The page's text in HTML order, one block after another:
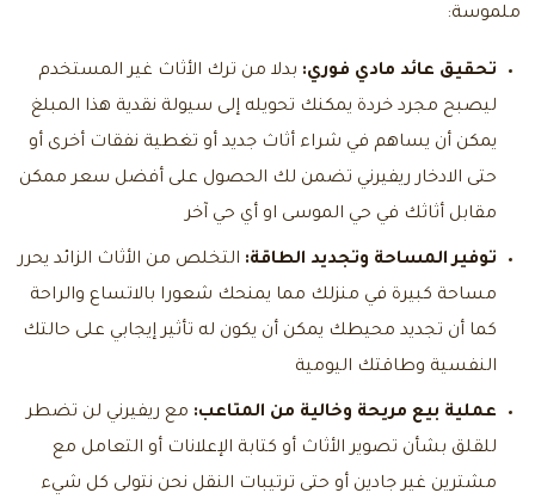
ملموسة:
تحقيق عائد مادي فوري: بدلا من ترك الأثاث غير المستخدم
ليصبح مجرد خردة يمكنك تحويله إلى سيولة نقدية هذا المبلغ
يمكن أن يساهم في شراء أثاث جديد أو تغطية نفقات أخرى أو
حتى الادخار ريفيرني تضمن لك الحصول على أفضل سعر ممكن
مقابل أثاثك في حي الموسى او أي حي آخر
توفير المساحة وتجديد الطاقة: التخلص من الأثاث الزائد يحرر
مساحة كبيرة في منزلك مما يمنحك شعورا بالاتساع والراحة
كما أن تجديد محيطك يمكن أن يكون له تأثير إيجابي على حالتك
النفسية وطاقتك اليومية
عملية بيع مريحة وخالية من المتاعب: مع ريفيرني لن تضطر
للقلق بشأن تصوير الأثاث أو كتابة الإعلانات أو التعامل مع
مشترين غير جادين أو حتى ترتيبات النقل نحن نتولى كل شيء